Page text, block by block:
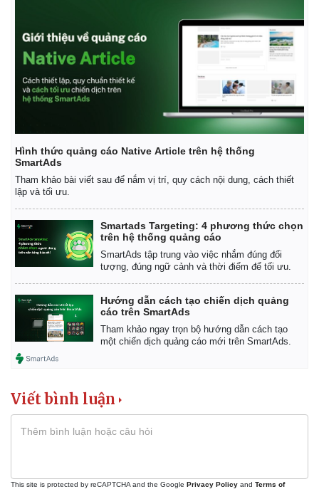
Kinh tế
Bất động sản
Khởi nghiệp
Giá vàng
Giá cà phê
Hình thức quảng cáo Native Article trên hệ thống
SmartAds
Tham khảo bài viết sau để nắm vị trí, quy cách nội dung, cách thiết
lập và tối ưu.
Smartads Targeting: 4 phương thức chọn
trên hệ thống quảng cáo
SmartAds tập trung vào việc nhắm đúng đối
tượng, đúng ngữ cảnh và thời điểm để tối ưu.
Hướng dẫn cách tạo chiến dịch quảng
cáo trên SmartAds
Tham khảo ngay trọn bộ hướng dẫn cách tạo
một chiến dịch quảng cáo mới trên SmartAds.
Viết bình luận
This site is protected by reCAPTCHA and the Google Privacy Policy and Terms of